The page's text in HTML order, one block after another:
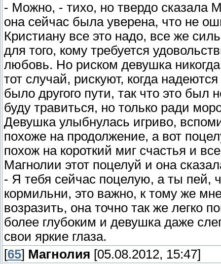
- Можно, - тихо, но твердо сказала
она сейчас была уверена, что не
Кристиану все это надо, все же
для того, кому требуется
любовь. Но риском девушка
тот случай, рискуют, когда
было другого пути, так что это
буду травиться, но только ради
Девушка улыбнулась игриво,
похоже на продолжение, а вот
похож на короткий миг счастья и
Магнолии этот поцелуй и она
- Я тебя сейчас поцелую, а ты пей,
кормильни, это важно, к тому же
возразить, она точно так же легко
более глубоким и девушка даже
свои яркие глаза.
[65] Магнолия [05.08.2012, 15:47]